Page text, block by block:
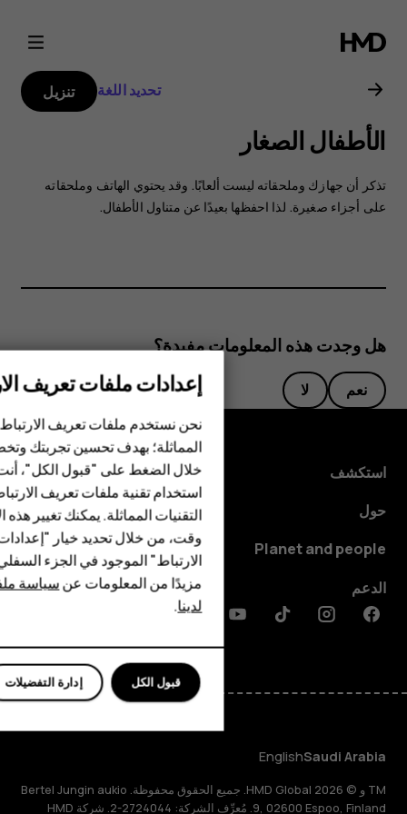
دليل
مستخدم
هاتف
Nokia
4.2
الهواتف الذكية
الهواتف المميزة
الأكسسوارات
HMD Terra M
HMD DUB
HMD Watch
تحديد اللغة تنزيل
الأطفال الصغار
تذكر أن جهازك وملحقاته ليست ألعابًا. وقد يحتوي الهاتف وملحقاته
على أجزاء صغيرة. لذا احفظها بعيدًا عن متناول الأطفال.
هل وجدت هذه المعلومات مفيدة؟
نعم لا
استكشف
حول
Planet and people
الدعم
Facebook
Instagram
Tiktok
Youtube
Saudi Arabia
English
TM و © 2026 HMD Global. جميع الحقوق محفوظة. Bertel Jungin aukio
9, 02600 Espoo, Finland. مُعرِّف الشركة: 2724044-2. شركة HMD
إعدادات ملفات تعريف
نحن نستخدم ملفات تعريف
المماثلة؛ بهدف تحسين تجربتك
خلال الضغط على "قبول الكل"،
استخدام تقنية ملفات تعريف
التقنيات المماثلة. يمكنك تغيير
وقت، من خلال تحديد خيار
الارتباط" الموجود في الجزء
مزيدًا من المعلومات عنسياسة
لدينا.
إدارة التفضيلات قبول الكل